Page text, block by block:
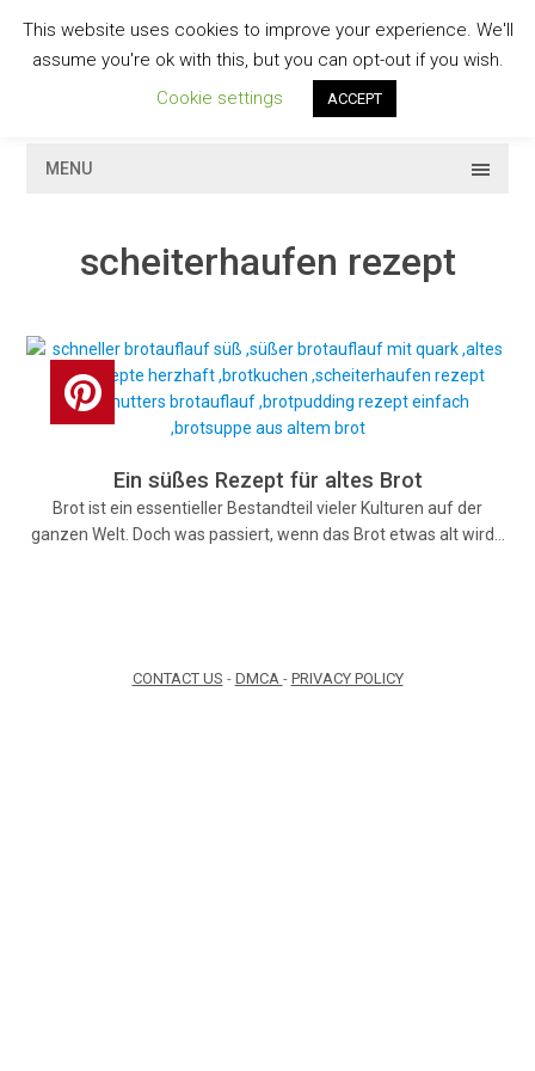
contentGESCHMACKVOLL
MENU
scheiterhaufen rezept
Ein süßes Rezept für altes Brot
Brot ist ein essentieller Bestandteil vieler Kulturen auf der
ganzen Welt. Doch was passiert, wenn das Brot etwas alt wird…
CONTACT US - DMCA - PRIVACY POLICY
This website uses cookies to improve your experience. We'll
assume you're ok with this, but you can opt-out if you wish.
Cookie settings
ACCEPT